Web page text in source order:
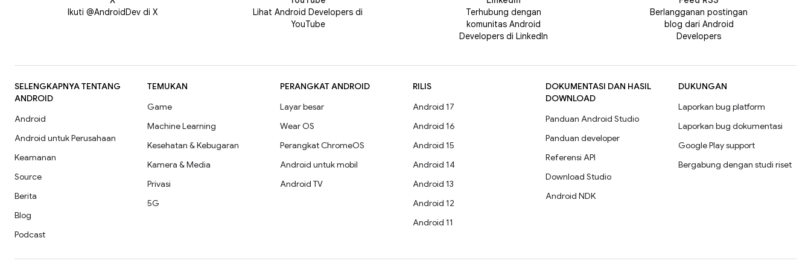
Ikuti @AndroidDev di X
Lihat Android Developers di
YouTube
Terhubung dengan
komunitas Android
Developers di LinkedIn
Berlangganan postingan
blog dari Android
Developers
SELENGKAPNYA TENTANG
ANDROID
Android
Android untuk Perusahaan
Keamanan
Source
Berita
Blog
Podcast
TEMUKAN
Game
Machine Learning
Kesehatan & Kebugaran
Kamera & Media
Privasi
5G
PERANGKAT ANDROID
Layar besar
Wear OS
Perangkat ChromeOS
Android untuk mobil
Android TV
RILIS
Android 17
Android 16
Android 15
Android 14
Android 13
Android 12
Android 11
DOKUMENTASI DAN HASIL
DOWNLOAD
Panduan Android Studio
Panduan developer
Referensi API
Download Studio
Android NDK
DUKUNGAN
Laporkan bug platform
Laporkan bug dokumentasi
Google Play support
Bergabung dengan studi riset